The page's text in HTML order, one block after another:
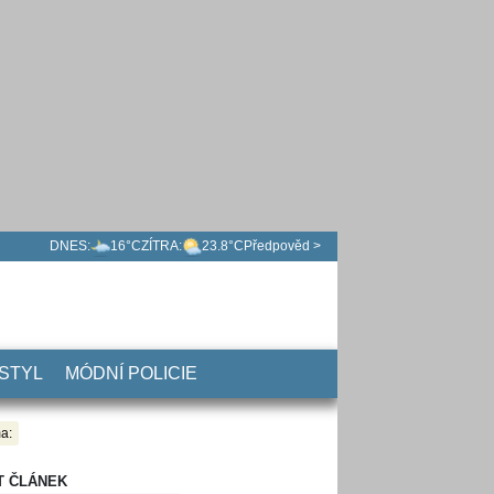
DNES: 16°CZÍTRA: 23.8°C Předpověd >
MÓDNÍ POLICIE
ČLÁNEK